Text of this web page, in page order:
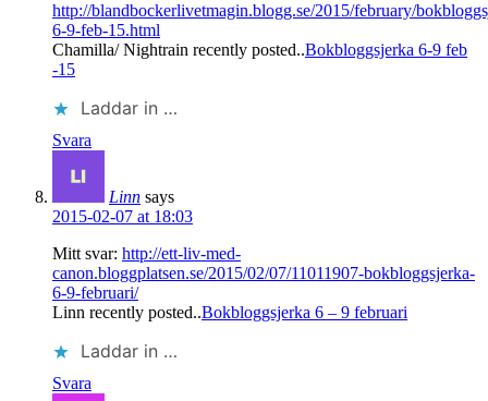
http://blandbockerlivetmagin.blogg.se/2015/february/
6-9-feb-15.html
Chamilla/ Nightrain recently posted..Bokbloggsjerka 6-9 feb
-15
Laddar in …
Svara
Linn says
2015-02-07 at 18:03
Mitt svar: http://ett-liv-med-
canon.bloggplatsen.se/2015/02/07/11011907-bokbloggsjerka-
6-9-februari/
Linn recently posted..Bokbloggsjerka 6 – 9 februari
Laddar in …
Svara